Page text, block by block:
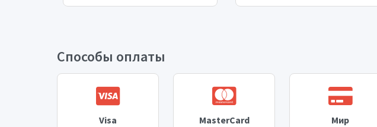
Способы оплаты
Visa MasterCard Мир